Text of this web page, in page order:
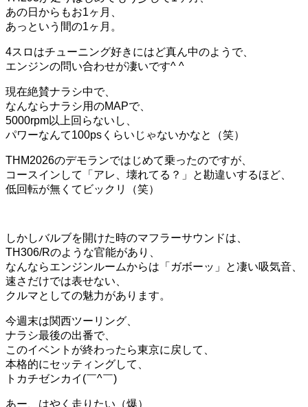
あの日からもお1ヶ月、
あっという間の1ヶ月。
4スロはチューニング好きにはど真ん中のようで、
エンジンの問い合わせが凄いです^ ^
現在絶賛ナラシ中で、
なんならナラシ用のMAPで、
5000rpm以上回らないし、
パワーなんて100psくらいじゃないかなと（笑）
THM2026のデモランではじめて乗ったのですが、
コースインして「アレ、壊れてる？」と勘違いするほど、
低回転が無くてビックリ（笑）
しかしバルブを開けた時のマフラーサウンドは、
TH306/Rのような官能があり、
なんならエンジンルームからは「ガボーッ」と凄い吸気音、
速さだけでは表せない、
クルマとしての魅力があります。
今週末は関西ツーリング、
ナラシ最後の出番で、
このイベントが終わったら東京に戻して、
本格的にセッティングして、
トカチゼンカイ(￣^￣)ゞ
あー、はやく走りたい（爆）